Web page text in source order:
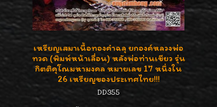
เหรียญเสมาเนื้อทองคำฉลุ ยกองค์หลวงพ่อ
ทวด (พิมพ์หน้าเลื่อน) หลังพ่อท่านเขียว รุ่น
กิตติคุโณมหามงคล หมายเลข 17 หนึ่งใน
26 เหรียญของประเทศไทย!!!
DD355